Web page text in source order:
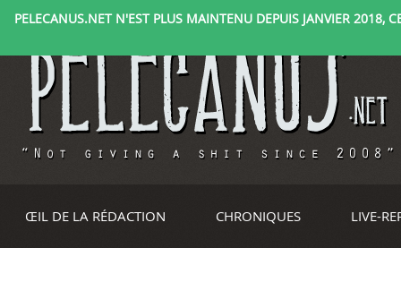
PELECANUS.NET N'EST PLUS MAINTENU DEPUIS JANVIER 2018,
ŒIL DE LA RÉDACTION CHRONIQUES LIVE-